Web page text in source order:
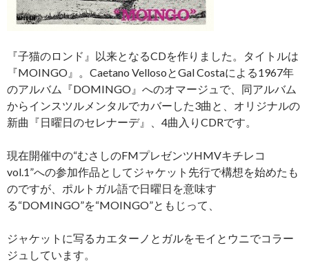
『子猫のロンド』以来となるCDを作りました。タイトルは
『MOINGO』。Caetano VellosoとGal Costaによる1967年
のアルバム『DOMINGO』へのオマージュで、同アルバム
からインスツルメンタルでカバーした3曲と、オリジナルの
新曲『日曜日のセレナーデ』、4曲入りCDRです。
現在開催中の“むさしのFMプレゼンツHMVキチレコ
vol.1”への参加作品としてジャケット先行で構想を始めたも
のですが、ポルトガル語で日曜日を意味す
る“DOMINGO”を“MOINGO”ともじって、
ジャケットに写るカエターノとガルをモイとウニでコラー
ジュしています。